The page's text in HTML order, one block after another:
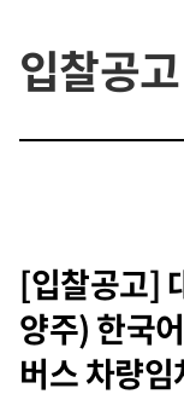
입찰공고
[입찰공고]
양주) 한국
버스 차량임